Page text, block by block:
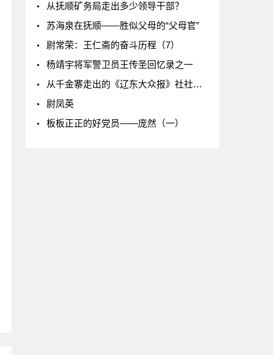
从抚顺矿务局走出多少领导干部？
苏海泉在抚顺——胜似父母的“父母官”
尉常荣：王仁斋的奋斗历程（7）
杨靖宇将军警卫员王传圣回忆录之一
从千金寨走出的《辽东大众报》社社长石光
尉凤英
板板正正的好党员——庞然（一）